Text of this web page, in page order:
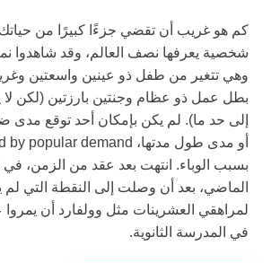
كم هو غريب أن تقضي جزءًا كبيرًا من
شخصية يعرفها نصف العالم، وقد شاهدوا
وهي تتغير من طفل ذو عينين واسعتين
بطل عمل ذو عظام وجنتين بارزتين (لكن لا
إلى حد ما). لم يكن بإمكان أحد توقع مدى
بسبب الوباء. انتهت بعد عقد من الزمن، في
الماضي، بعد أن وصلت إلى النقطة التي لم
لمراهقي العشرينات مثل وولفارد أن
في المدرسة الثانوية.